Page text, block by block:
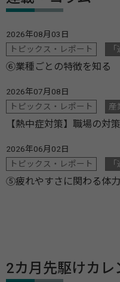
2026年08月03日
トピックス・レポート
⑥業種ごとの特徴を知る
2026年07月08日
トピックス・レポート
産
【熱中症対策】職場の対
2026年06月02日
トピックス・レポート
⑤疲れやすさに関わる体
2カ月先駆けカレ